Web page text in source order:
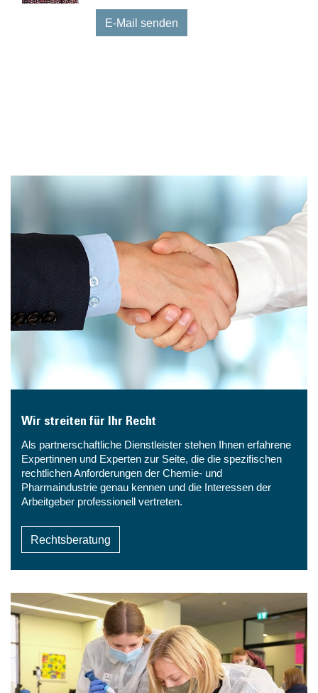
E-Mail senden
Wir streiten für Ihr Recht
Als partnerschaftliche Dienstleister stehen Ihnen erfahrene
Expertinnen und Experten zur Seite, die die spezifischen
rechtlichen Anforderungen der Chemie- und
Pharmaindustrie genau kennen und die Interessen der
Arbeitgeber professionell vertreten.
Rechtsberatung